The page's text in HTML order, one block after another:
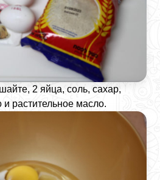
2 яйца, соль, сахар,
растительное масло.